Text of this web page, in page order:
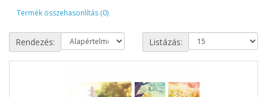
Termék összehasonlítás (0)
Rendezés: Listázás: